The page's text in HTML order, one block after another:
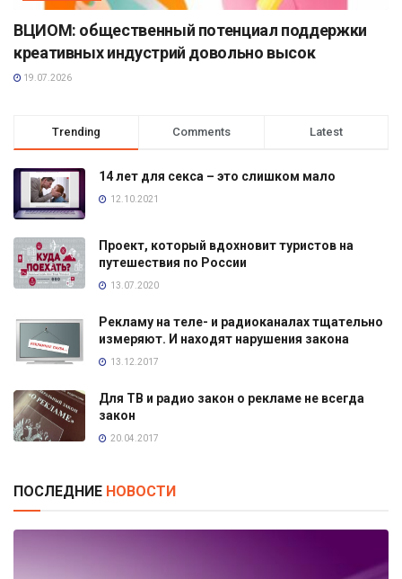
ВЦИОМ: общественный потенциал поддержки
креативных индустрий довольно высок
19.07.2026
Trending Comments Latest
14 лет для секса – это слишком мало
12.10.2021
Проект, который вдохновит туристов на
путешествия по России
13.07.2020
Рекламу на теле- и радиоканалах тщательно
измеряют. И находят нарушения закона
13.12.2017
Для ТВ и радио закон о рекламе не всегда
закон
20.04.2017
ПОСЛЕДНИЕ НОВОСТИ